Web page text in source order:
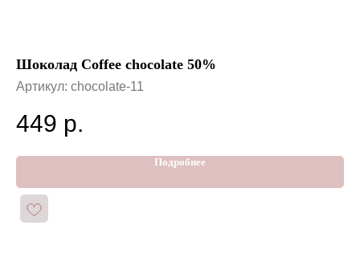
Шоколад Coffee chocolate 50%
Артикул: chocolate-11
449 р.
Подробнее